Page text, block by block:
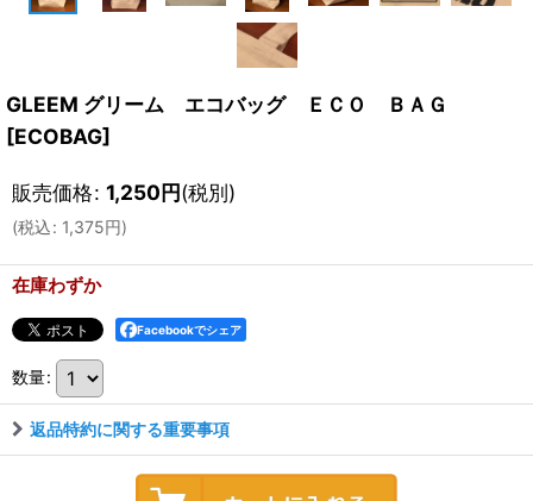
GLEEM グリーム エコバッグ ＥＣＯ ＢＡＧ
[ECOBAG]
販売価格: 1,250円(税別)
(税込: 1,375円)
在庫わずか
Facebookでシェア
数量:
返品特約に関する重要事項